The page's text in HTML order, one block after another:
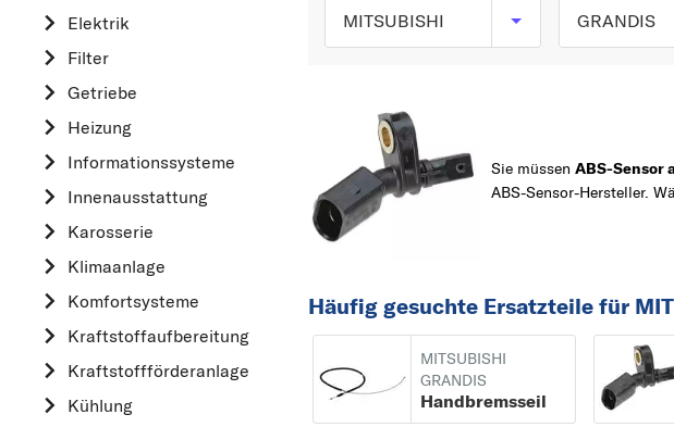
Elektrik
Filter
Getriebe
Heizung
Informationssysteme
Innenausstattung
Karosserie
Klimaanlage
Komfortsysteme
Kraftstoff­aufbereitung
Kraftstoff­förderanlage
Kühlung
MITSUBISHI
OPEL
MERCEDES-BENZ
FORD
AUDI
ALFA ROMEO
AUDI
B
GRANDIS
ASX
ASX
CARISMA
COLT
Sie müssen ABS-Sensor
ABS-Sensor-Hersteller.
Häufig gesuchte Ersatzteile für
MITSUBISHI
GRANDIS
Handbremsseil